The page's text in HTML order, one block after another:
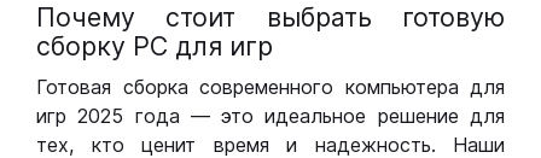
Почему стоит выбрать готовую
сборку РС для игр
Готовая сборка современного компьютера для
игр 2025 года — это идеальное решение для
тех, кто ценит время и надежность. Наши